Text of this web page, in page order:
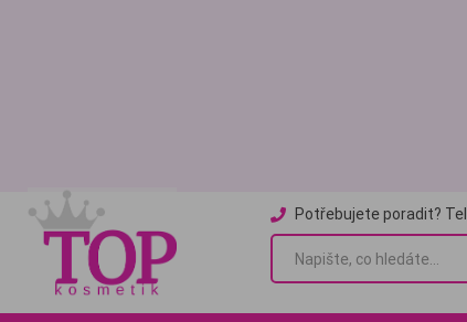
Potřebujete poradit? Tel